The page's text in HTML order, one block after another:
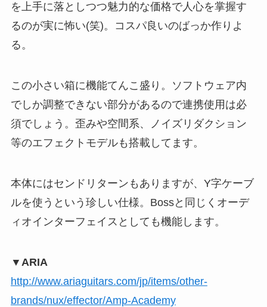
を上手に落としつつ魅力的な価格で人心を掌握す
るのが実に怖い(笑)。コスパ良いのばっか作りよ
る。
この小さい箱に機能てんこ盛り。ソフトウェア内
でしか調整できない部分があるので連携使用は必
須でしょう。歪みや空間系、ノイズリダクション
等のエフェクトモデルも搭載してます。
本体にはセンドリターンもありますが、Y字ケーブ
ルを使うという珍しい仕様。Bossと同じくオーデ
ィオインターフェイスとしても機能します。
▼ARIA
http://www.ariaguitars.com/jp/items/other-
brands/nux/effector/Amp-Academy